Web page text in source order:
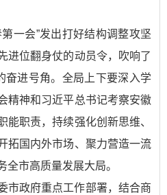
一会”发出打好结构调整攻坚
进位翻身仗的动员令，吹响了
奋进号角。全局上下要深入学
精神和习近平总书记考察安徽
能职责，持续强化创新思维、
拓国内外市场、聚力营造一流
全市高质量发展大局。
市政府重点工作部署，结合商